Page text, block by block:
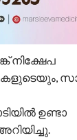
നിക്ഷേപ
ഉണ്ടാ